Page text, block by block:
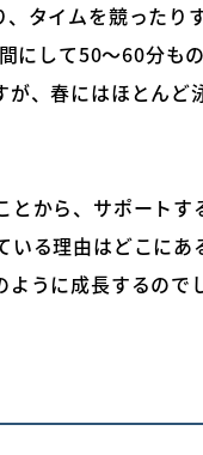
タイムを競ったり
にして50～60分も
、春にはほとんど
から、サポートす
る理由はどこにあ
うに成長するので